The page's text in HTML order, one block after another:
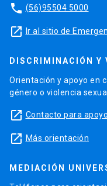
phone (56)95504 5000
launch Ir al sitio de
DISCRIMINACIÓN Y
Orientación y apoyo en
género o violencia
launch Contacto para apoyo
launch Más orientación
MEDIACIÓN